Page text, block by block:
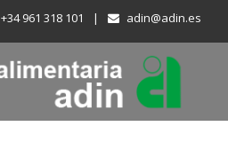
+34 961 318 101 | adin@adin.es